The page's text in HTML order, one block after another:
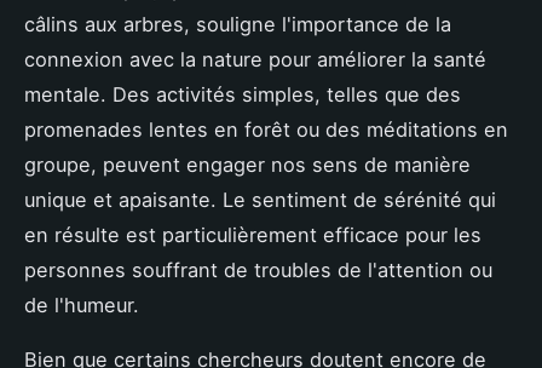
câlins aux arbres, souligne l'importance de la
connexion avec la nature pour améliorer la santé
mentale. Des activités simples, telles que des
promenades lentes en forêt ou des méditations en
groupe, peuvent engager nos sens de manière
unique et apaisante. Le sentiment de sérénité qui
en résulte est particulièrement efficace pour les
personnes souffrant de troubles de l'attention ou
de l'humeur.
Bien que certains chercheurs doutent encore de